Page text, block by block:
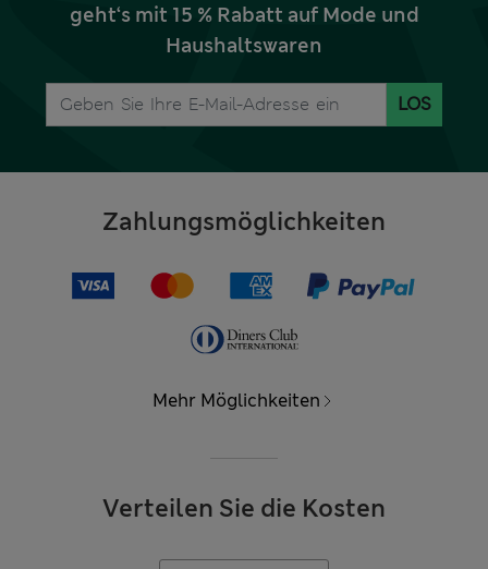
geht‘s mit 15 % Rabatt auf Mode und
Haushaltswaren
LOS
Zahlungsmöglichkeiten
Mehr Möglichkeiten
Verteilen Sie die Kosten